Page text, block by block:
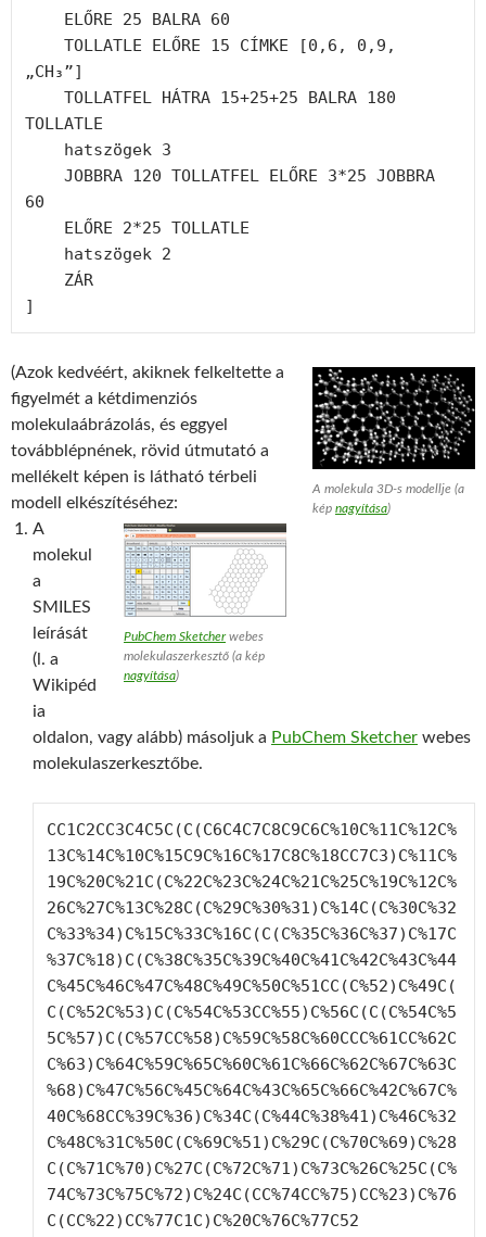
„CH₃”]
TOLLATLE
60
A molekula 3D-s modellje (a
kép nagyítása)
(Azok kedvéért, akiknek felkeltette a
figyelmét a kétdimenziós
molekulaábrázolás, és eggyel
továbblépnének, rövid útmutató a
mellékelt képen is látható térbeli
modell elkészítéséhez:
PubChem Sketcherwebes
molekulaszerkesztő (a kép
nagyítása)
A
molekul
a
SMILES
leírását
(l. a
Wikipéd
ia
oldalon, vagy alább) másoljuk a PubChem Sketcher webes
molekulaszerkesztőbe.
CC1C2CC3C4C5C(C(C6C4C7C8C9C6C%10C%11C%12C%
13C%14C%10C%15C9C%16C%17C8C%18CC7C3)C%11C%
19C%20C%21C(C%22C%23C%24C%21C%25C%19C%12C%
26C%27C%13C%28C(C%29C%30%31)C%14C(C%30C%32
C%33%34)C%15C%33C%16C(C(C%35C%36C%37)C%17C
%37C%18)C(C%38C%35C%39C%40C%41C%42C%43C%44
C%45C%46C%47C%48C%49C%50C%51CC(C%52)C%49C(
C(C%52C%53)C(C%54C%53CC%55)C%56C(C(C%54C%5
5C%57)C(C%57CC%58)C%59C%58C%60CCC%61CC%62C
C%63)C%64C%59C%65C%60C%61C%66C%62C%67C%63C
%68)C%47C%56C%45C%64C%43C%65C%66C%42C%67C%
40C%68CC%39C%36)C%34C(C%44C%38%41)C%46C%32
C%48C%31C%50C(C%69C%51)C%29C(C%70C%69)C%28
C(C%71C%70)C%27C(C%72C%71)C%73C%26C%25C(C%
74C%73C%75C%72)C%24C(CC%74CC%75)CC%23)C%76